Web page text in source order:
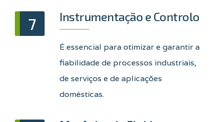
7 Instrumentação e Controlo
É essencial para otimizar e garantir a
fiabilidade de processos industriais,
de serviços e de aplicações
domésticas.